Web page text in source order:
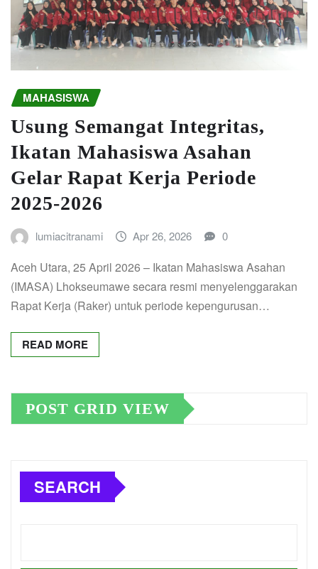
MAHASISWA
Usung Semangat Integritas,
Ikatan Mahasiswa Asahan
Gelar Rapat Kerja Periode
2025-2026
lumiacitranami Apr 26, 2026 0
Aceh Utara, 25 April 2026 – Ikatan Mahasiswa Asahan
(IMASA) Lhokseumawe secara resmi menyelenggarakan
Rapat Kerja (Raker) untuk periode kepengurusan…
READ MORE
POST GRID VIEW
SEARCH